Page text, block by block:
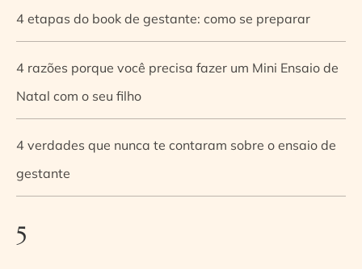
4 etapas do book de gestante: como se preparar
4 razões porque você precisa fazer um Mini Ensaio de
Natal com o seu filho
4 verdades que nunca te contaram sobre o ensaio de
gestante
5